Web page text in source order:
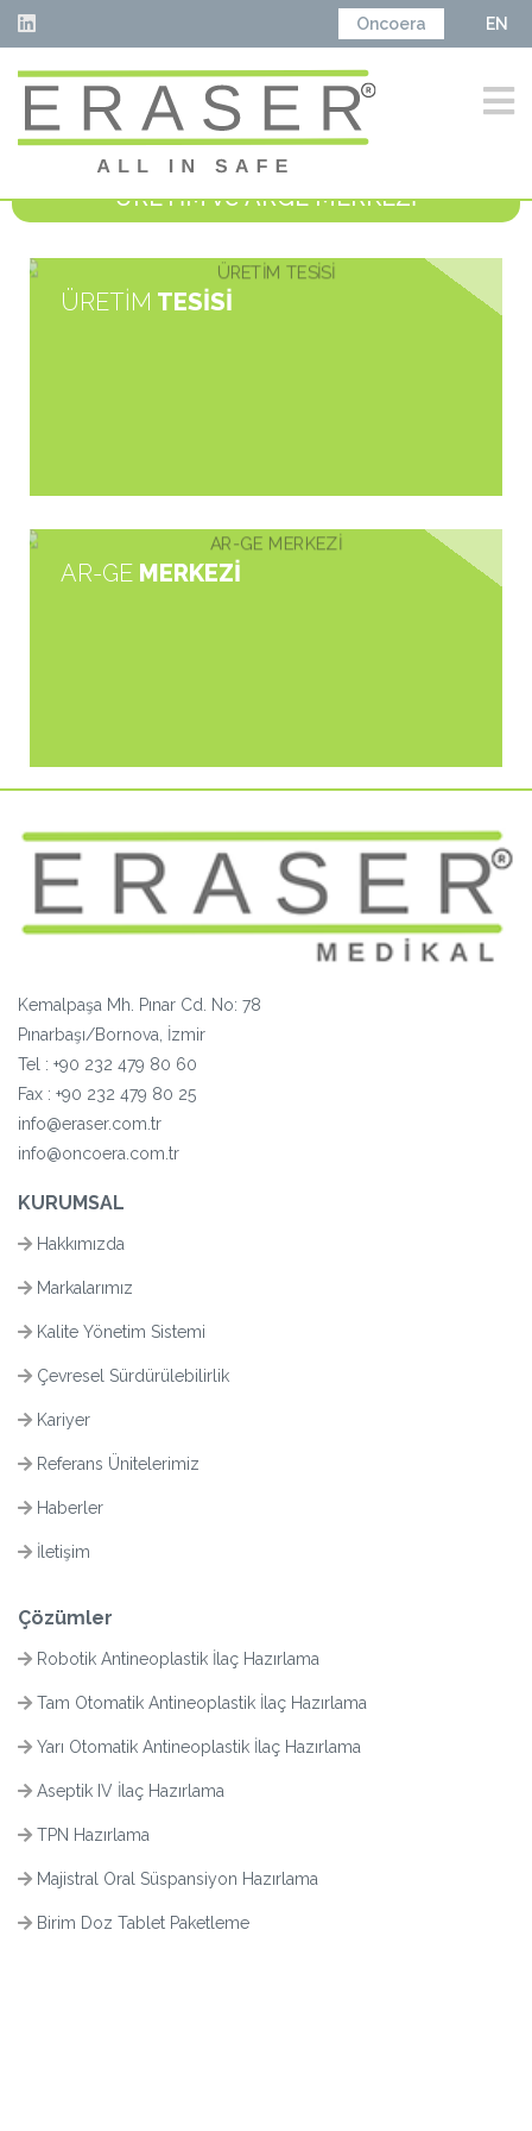
Oncoera EN
ÜRETİM ve ARGE MERKEZİ
ÜRETİM TESİSİ
AR-GE MERKEZİ
Kemalpaşa Mh. Pınar Cd. No: 78
Pınarbaşı/Bornova, İzmir
Tel : +90 232 479 80 60
Fax : +90 232 479 80 25
info@eraser.com.tr
info@oncoera.com.tr
KURUMSAL
Hakkımızda
Markalarımız
Kalite Yönetim Sistemi
Çevresel Sürdürülebilirlik
Kariyer
Referans Ünitelerimiz
Haberler
İletişim
Çözümler
Robotik Antineoplastik İlaç Hazırlama
Tam Otomatik Antineoplastik İlaç Hazırlama
Yarı Otomatik Antineoplastik İlaç Hazırlama
Aseptik IV İlaç Hazırlama
TPN Hazırlama
Majistral Oral Süspansiyon Hazırlama
Birim Doz Tablet Paketleme